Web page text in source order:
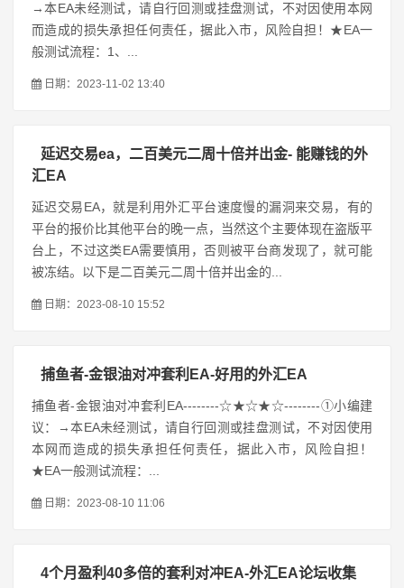
→本EA未经测试，请自行回测或挂盘测试，不对因使用本网
而造成的损失承担任何责任，据此入市，风险自担！★EA一
般测试流程：1、...
日期：2023-11-02 13:40
延迟交易ea，二百美元二周十倍并出金- 能赚钱的外
汇EA
延迟交易EA，就是利用外汇平台速度慢的漏洞来交易，有的
平台的报价比其他平台的晚一点，当然这个主要体现在盗版平
台上，不过这类EA需要慎用，否则被平台商发现了，就可能
被冻结。以下是二百美元二周十倍并出金的...
日期：2023-08-10 15:52
捕鱼者-金银油对冲套利EA-好用的外汇EA
捕鱼者-金银油对冲套利EA--------☆★☆★☆--------①小编建
议：→本EA未经测试，请自行回测或挂盘测试，不对因使用
本网而造成的损失承担任何责任，据此入市，风险自担！
★EA一般测试流程：...
日期：2023-08-10 11:06
4个月盈利40多倍的套利对冲EA-外汇EA论坛收集